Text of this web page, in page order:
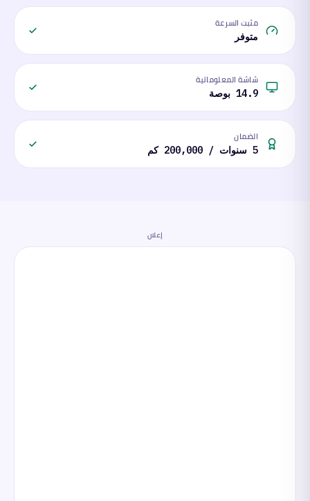
مثبت السرعة
متوفر
شاشة المعلوماتية
14.9 بوصة
الضمان
5 سنوات / 200,000 كم
إعلان